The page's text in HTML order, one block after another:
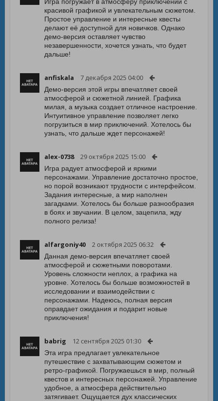
красивой графикой и увлекательным сюжетом.
Простое управление и интересные квесты
делают её доступной для новичков. Однако
демо-версия оставляет чувство
незавершенности, хочется узнать, что будет
дальше!
anfiskala 7 декабря 2025 04:00
Демо-версия этой игры впечатляет своей
атмосферой и сюжетной линией. Графика
милая, а музыка создает отличное настроение.
Интуитивное управление позволяет легко
погрузиться в мир приключений. Хотелось бы
узнать, что дальше ждет персонажей!
alex-0738 29 октября 2025 15:00
Игра радует атмосферой и яркими
персонажами. Управление достаточно простое,
но порой возникают трудности с интерфейсом.
Задания интересные, а мир наполнен
загадками. Хотелось бы больше разнообразия
в боях и звучании. В целом, зацепила, жду
полного релиза!
alfargoniy40 2 октября 2025 06:32
Данная демо-версия впечатляет своей
атмосферой и сюжетными поворотами.
Уровень сложности неплох, а графика на
уровне. Хотелось бы больше возможностей в
исследовании и взаимодействии с
персонажами. Надеюсь, полная версия
оправдает ожидания и подарит новые
приключения!
babrig 12 сентября 2025 01:30
Эта игра предлагает увлекательное
путешествие с захватывающим сюжетом и
ретро-графикой. Погружаешься в мир, полный
квестов и интересных персонажей. Управление
удобное, а атмосфера действительно
затягивает. Ощущается дух классических